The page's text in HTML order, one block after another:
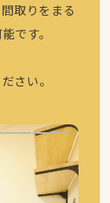
間取りをまる
です。
さい。